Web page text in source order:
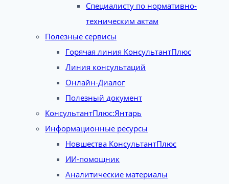
Специалисту по нормативно-
техническим актам
Полезные сервисы
Горячая линия КонсультантПлюс
Линия консультаций
Онлайн-Диалог
Полезный документ
КонсультантПлюс:Янтарь
Информационные ресурсы
Новшества КонсультантПлюс
ИИ-помощник
Аналитические материалы